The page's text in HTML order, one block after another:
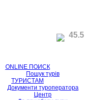
45.5
ONLINE ПОИСК
Пошук турів
ТУРИСТАМ
Документи туроператора
Центр